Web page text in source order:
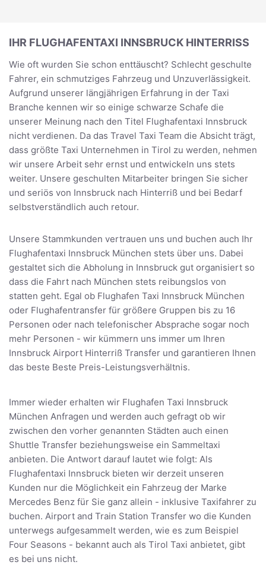
IHR FLUGHAFENTAXI INNSBRUCK HINTERRISS
Wie oft wurden Sie schon enttäuscht? Schlecht geschulte
Fahrer, ein schmutziges Fahrzeug und Unzuverlässigkeit.
Aufgrund unserer längjährigen Erfahrung in der Taxi
Branche kennen wir so einige schwarze Schafe die
unserer Meinung nach den Titel Flughafentaxi Innsbruck
nicht verdienen. Da das Travel Taxi Team die Absicht trägt,
dass größte Taxi Unternehmen in Tirol zu werden, nehmen
wir unsere Arbeit sehr ernst und entwickeln uns stets
weiter. Unsere geschulten Mitarbeiter bringen Sie sicher
und seriös von Innsbruck nach Hinterriß und bei Bedarf
selbstverständlich auch retour.
Unsere Stammkunden vertrauen uns und buchen auch Ihr
Flughafentaxi Innsbruck München stets über uns. Dabei
gestaltet sich die Abholung in Innsbruck gut organisiert so
dass die Fahrt nach München stets reibungslos von
statten geht. Egal ob Flughafen Taxi Innsbruck München
oder Flughafentransfer für größere Gruppen bis zu 16
Personen oder nach telefonischer Absprache sogar noch
mehr Personen - wir kümmern uns immer um Ihren
Innsbruck Airport Hinterriß Transfer und garantieren Ihnen
das beste Beste Preis-Leistungsverhältnis.
Immer wieder erhalten wir Flughafen Taxi Innsbruck
München Anfragen und werden auch gefragt ob wir
zwischen den vorher genannten Städten auch einen
Shuttle Transfer beziehungsweise ein Sammeltaxi
anbieten. Die Antwort darauf lautet wie folgt: Als
Flughafentaxi Innsbruck bieten wir derzeit unseren
Kunden nur die Möglichkeit ein Fahrzeug der Marke
Mercedes Benz für Sie ganz allein - inklusive Taxifahrer zu
buchen. Airport and Train Station Transfer wo die Kunden
unterwegs aufgesammelt werden, wie es zum Beispiel
Four Seasons - bekannt auch als Tirol Taxi anbietet, gibt
es bei uns nicht.